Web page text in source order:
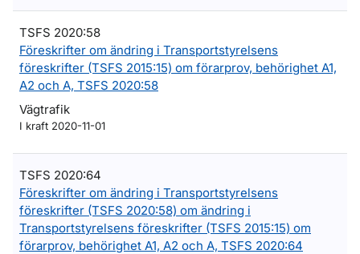
TSFS 2020:58
Föreskrifter om ändring i Transportstyrelsens
föreskrifter (TSFS 2015:15) om förarprov, behörighet A1,
A2 och A, TSFS 2020:58
Vägtrafik
I kraft 2020-11-01
TSFS 2020:64
Föreskrifter om ändring i Transportstyrelsens
föreskrifter (TSFS 2020:58) om ändring i
Transportstyrelsens föreskrifter (TSFS 2015:15) om
förarprov, behörighet A1, A2 och A, TSFS 2020:64